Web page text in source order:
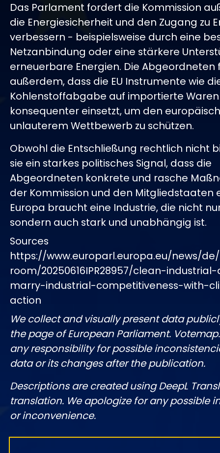
Das Parlament fordert die Kommission
die Energiesicherheit und den Zugang zu
verbessern - beispielsweise durch eine
Netzanbindung oder eine stärkere
erneuerbare Energien. Die Abgeordneten
außerdem, dass die EU Instrumente wie
Kohlenstoffabgabe auf importierte Waren
konsequenter einsetzt, um den
unlauterem Wettbewerb zu schützen.
Obwohl die Entschließung rechtlich nicht
sie ein starkes politisches Signal, dass die
Abgeordneten konkrete und rasche
der Kommission und den Mitgliedstaaten
Europa braucht eine Industrie, die nicht
sondern auch stark und unabhängig ist.
Sources
https://www.europarl.europa.eu/news/
room/20250616IPR28957/clean-
marry-industrial-competitiveness-with-
action
We collect and visually present data
the page of European Parliament.
any responsibility for possible
data or its changes after the publication.
Descriptions are created using DeepL
translation. We apologize for any possible
or inconvenience.